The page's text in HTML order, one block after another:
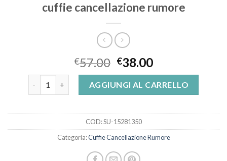
cuffie cancellazione rumore
€57.00 €38.00
AGGIUNGI AL CARRELLO
COD:SU-15281350
Categoria:Cuffie Cancellazione Rumore